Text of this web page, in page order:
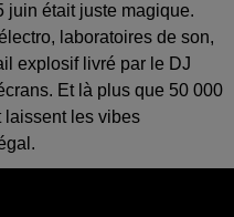
juin était juste magique.
laboratoires de son,
explosif livré par le DJ
Et là plus que 50 000
laissent les vibes